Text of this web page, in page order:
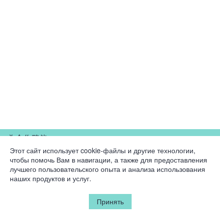
公司
法律資訊
Этот сайт использует cookie-файлы и другие технологии,
чтобы помочь Вам в навигации, а также для предоставления
лучшего пользовательского опыта и анализа использования
наших продуктов и услуг.
Принять